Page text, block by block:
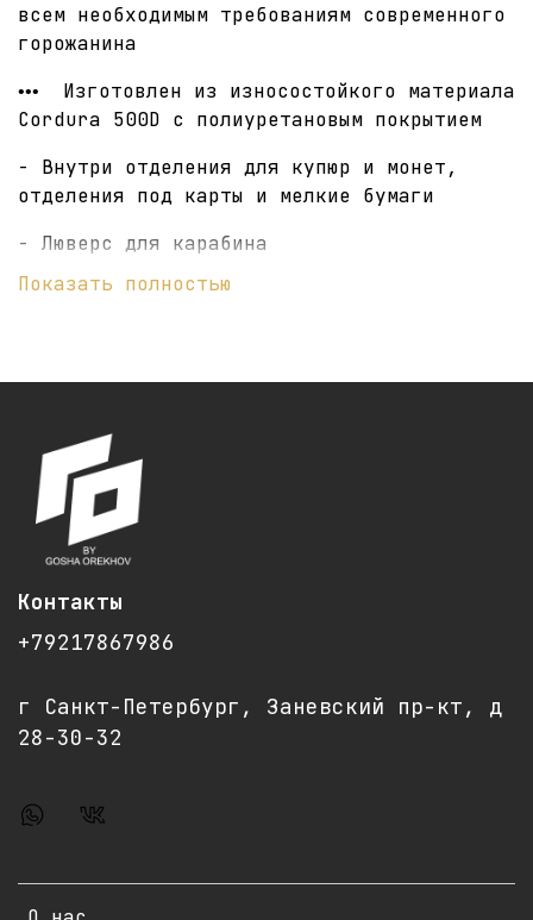
всем необходимым требованиям современного
горожанина
••• Изготовлен из износостойкого материала
Cordura 500D с полиуретановым покрытием
- Внутри отделения для купюр и монет,
отделения под карты и мелкие бумаги
- Люверс для карабина
- Размер (ДШВ): 20 х 13 х 8 см
Сделано в Санкт-Петербурге
Показать полностью
Контакты
+79217867986
г Санкт-Петербург, Заневский пр-кт, д
28-30-32